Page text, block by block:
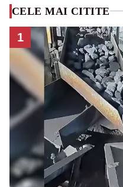
CELE MAI CITITE
1